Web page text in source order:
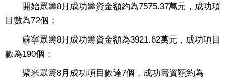
開始眾籌8月成功籌資金額約為7575.37萬元，成功項
目數為72個；
蘇寧眾籌8月成功籌資金額為3921.62萬元，成功項目
數為190個；
聚米眾籌8月成功項目數達7個，成功籌資額約為